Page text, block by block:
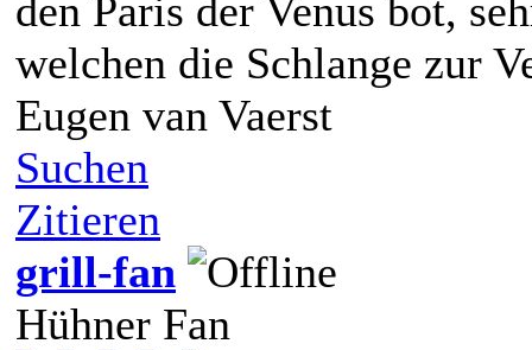
den Paris der Venus bot,
welchen die Schlange zur
Eugen van Vaerst
Suchen
Zitieren
grill-fan
Hühner Fan